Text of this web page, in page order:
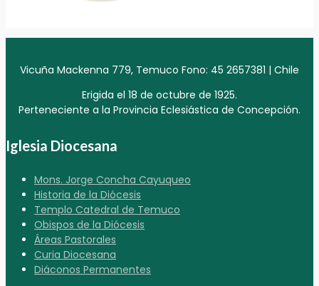
Vicuña Mackenna 779, Temuco Fono: 45 2657381 | Chile
Erigida el 18 de octubre de 1925.
Perteneciente a la Provincia Eclesiástica de Concepción.
Iglesia Diocesana
Mons. Jorge Concha Cayuqueo
Historia de la Diócesis
Templo Catedral de Temuco
Obispos de la Diócesis
Áreas Pastorales
Curia Diocesana
Diáconos Permanentes